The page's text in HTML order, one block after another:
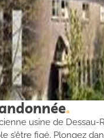
usine de Dessau-
s’être figé. Plongez